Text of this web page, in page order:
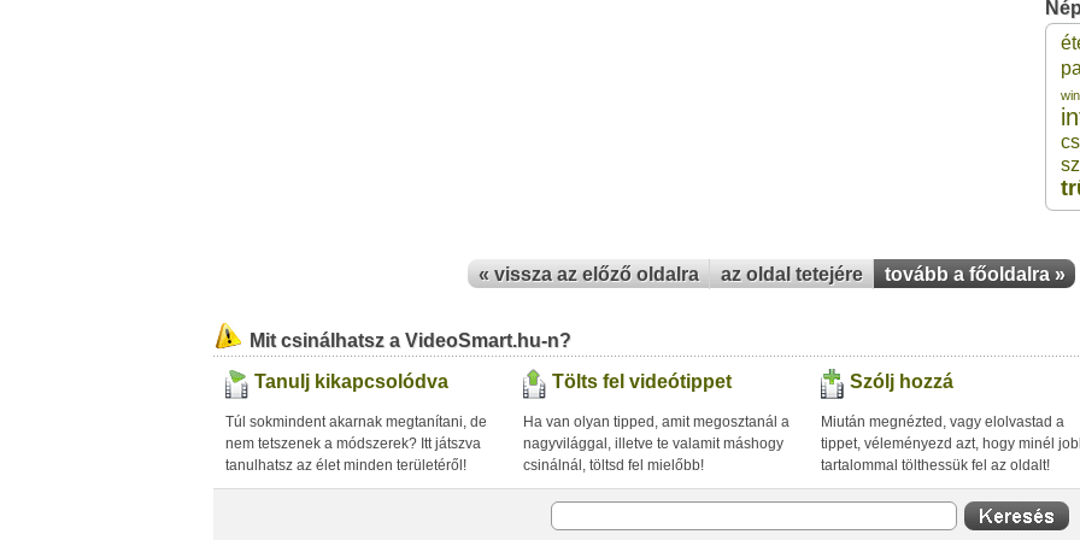
« vissza az előző oldalra az oldal tetejére tovább a főoldalra »
Mit csinálhatsz a VideoSmart.hu-n?
Tanulj kikapcsolódva
Túl sokmindent akarnak megtanítani, de
nem tetszenek a módszerek? Itt játszva
tanulhatsz az élet minden területéről!
Tölts fel videótippet
Ha van olyan tipped, amit megosztanál a
nagyvilággal, illetve te valamit máshogy
csinálnál, töltsd fel mielőbb!
Szólj hozzá
Miután megnézted, vagy elolvastad a
tippet, véleményezd azt, hogy minél
tartalommal tölthessük fel az oldalt!